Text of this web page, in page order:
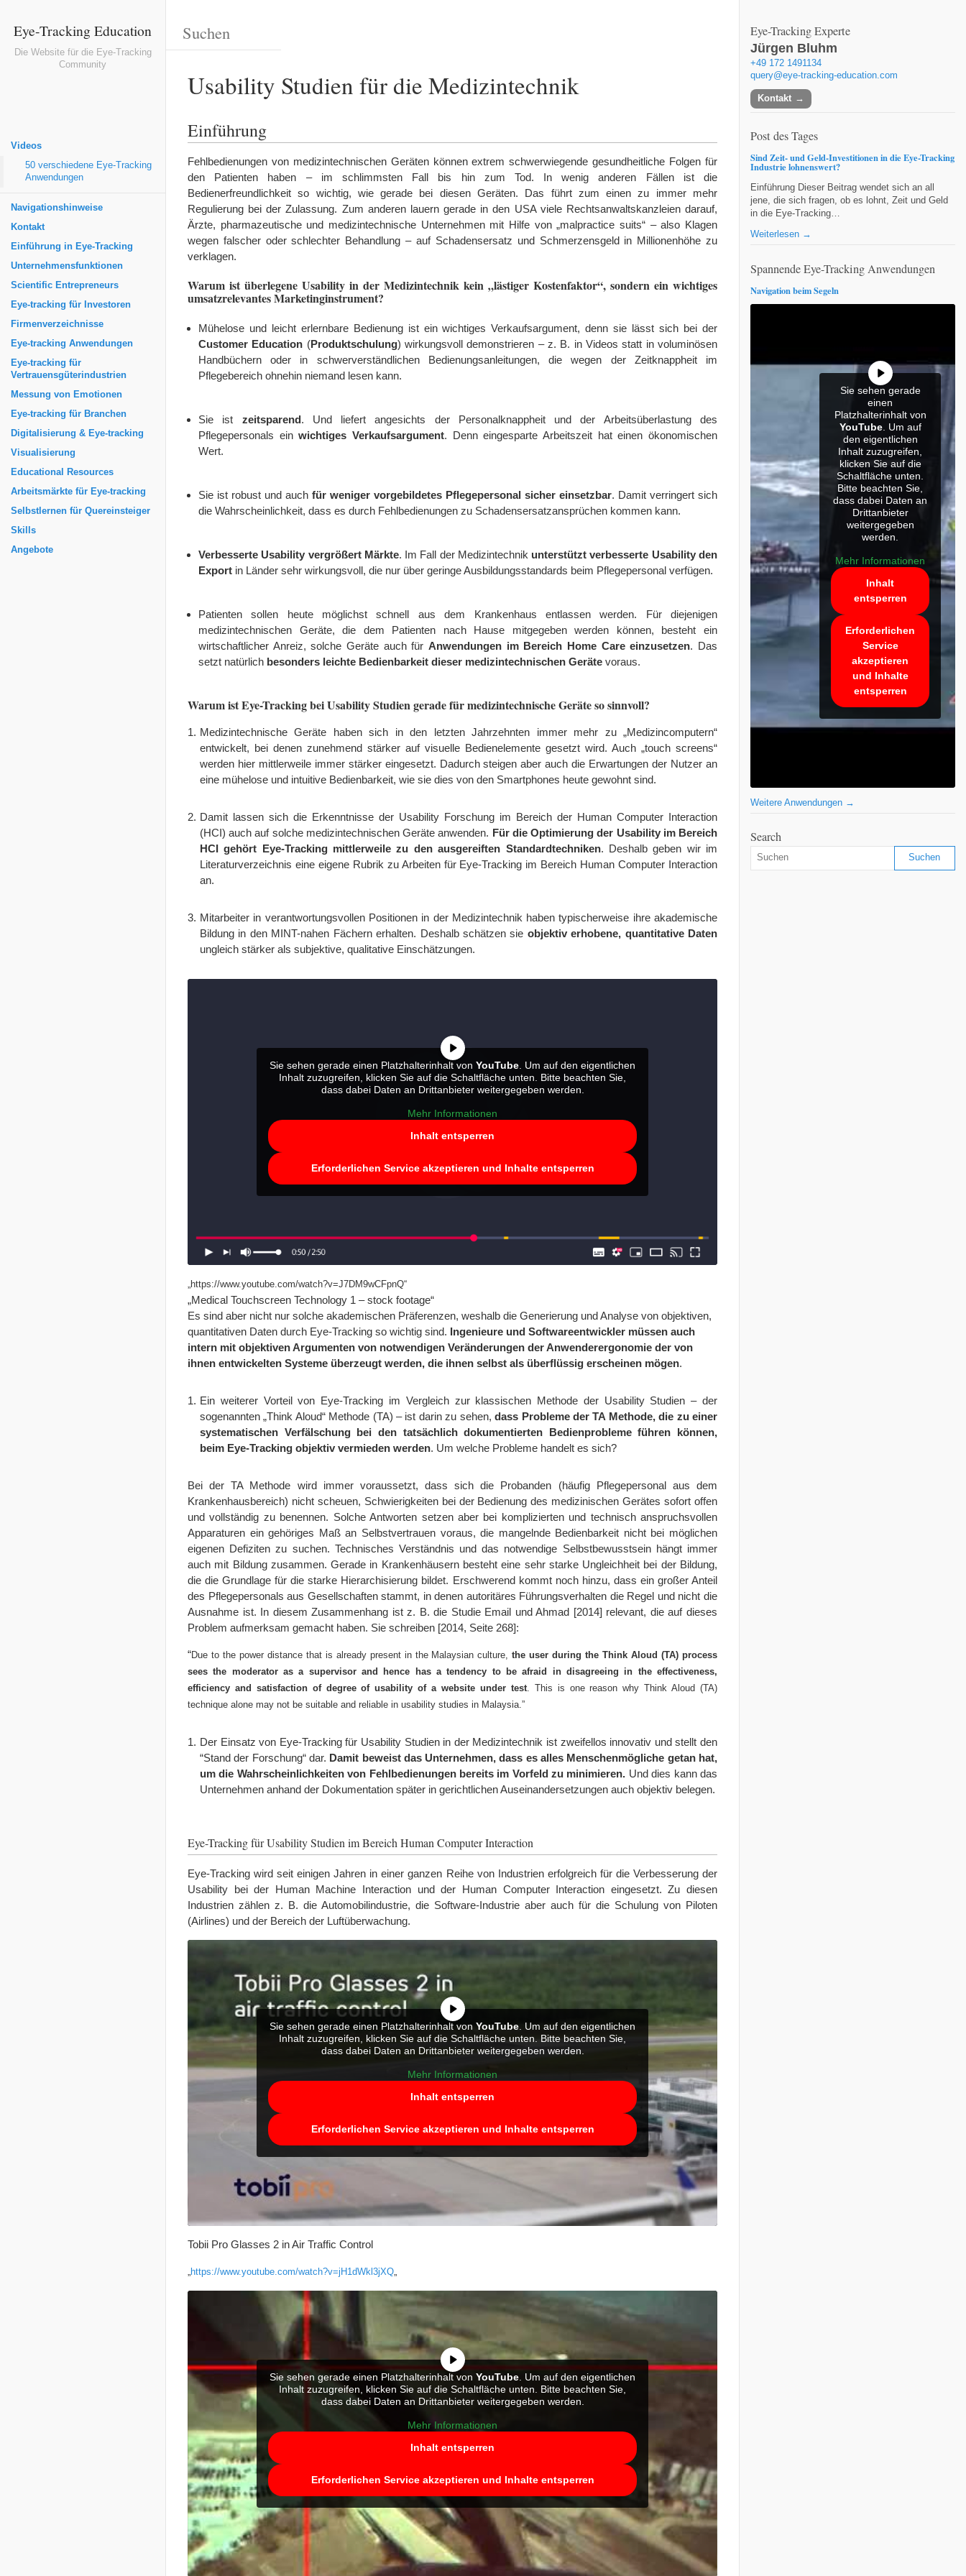
Eye-Tracking Education
Die Website für die Eye-Tracking
Community
Videos
50 verschiedene Eye-Tracking
Anwendungen
Navigationshinweise
Kontakt
Einführung in Eye-Tracking
Unternehmensfunktionen
Scientific Entrepreneurs
Eye-tracking für Investoren
Firmenverzeichnisse
Eye-tracking Anwendungen
Eye-tracking für
Vertrauensgüterindustrien
Messung von Emotionen
Eye-tracking für Branchen
Digitalisierung & Eye-tracking
Visualisierung
Educational Resources
Arbeitsmärkte für Eye-tracking
Selbstlernen für Quereinsteiger
Skills
Angebote
Usability Studien für die Medizintechnik
Einführung
Fehlbedienungen von medizintechnischen Geräten können extrem schwerwiegende gesundheitliche Folgen für
den Patienten haben – im schlimmsten Fall bis hin zum Tod. In wenig anderen Fällen ist die
Bedienerfreundlichkeit so wichtig, wie gerade bei diesen Geräten. Das führt zum einen zu immer mehr
Regulierung bei der Zulassung. Zum anderen lauern gerade in den USA viele Rechtsanwaltskanzleien darauf,
Ärzte, pharmazeutische und medizintechnische Unternehmen mit Hilfe von „malpractice suits“ – also Klagen
wegen falscher oder schlechter Behandlung – auf Schadensersatz und Schmerzensgeld in Millionenhöhe zu
verklagen.
Warum ist überlegene Usability in der Medizintechnik kein „lästiger Kostenfaktor“, sondern ein wichtiges
umsatzrelevantes Marketinginstrument?
Mühelose und leicht erlernbare Bedienung ist ein wichtiges Verkaufsargument, denn sie lässt sich bei der
Customer Education (Produktschulung) wirkungsvoll demonstrieren – z. B. in Videos statt in voluminösen
Handbüchern oder in schwerverständlichen Bedienungsanleitungen, die wegen der Zeitknappheit im
Pflegebereich ohnehin niemand lesen kann.
Sie ist zeitsparend. Und liefert angesichts der Personalknappheit und der Arbeitsüberlastung des
Pflegepersonals einwichtiges Verkaufsargument. Denn eingesparte Arbeitszeit hat einen ökonomischen
Wert.
Sie ist robust und auch für weniger vorgebildetes Pflegepersonal sicher einsetzbar. Damit verringert sich
die Wahrscheinlichkeit, dass es durch Fehlbedienungen zu Schadensersatzansprüchen kommen kann.
Verbesserte Usability vergrößert Märkte. Im Fall der Medizintechnik unterstützt verbesserte Usability den
Export in Länder sehr wirkungsvoll, die nur über geringe Ausbildungsstandards beim Pflegepersonal verfügen.
Patienten sollen heute möglichst schnell aus dem Krankenhaus entlassen werden. Für diejenigen
medizintechnischen Geräte, die dem Patienten nach Hause mitgegeben werden können, besteht ein
wirtschaftlicher Anreiz, solche Geräte auch für Anwendungen im Bereich Home Care einzusetzen. Das
setzt natürlich besonders leichte Bedienbarkeit dieser medizintechnischen Geräte voraus.
Warum ist Eye-Tracking bei Usability Studien gerade für medizintechnische Geräte so sinnvoll?
Medizintechnische Geräte haben sich in den letzten Jahrzehnten immer mehr zu „Medizincomputern“
entwickelt, bei denen zunehmend stärker auf visuelle Bedienelemente gesetzt wird. Auch „touch screens“
werden hier mittlerweile immer stärker eingesetzt. Dadurch steigen aber auch die Erwartungen der Nutzer an
eine mühelose und intuitive Bedienbarkeit, wie sie dies von den Smartphones heute gewohnt sind.
Damit lassen sich die Erkenntnisse der Usability Forschung im Bereich der Human Computer Interaction
(HCI) auch auf solche medizintechnischen Geräte anwenden. Für die Optimierung der Usability im Bereich
HCI gehört Eye-Tracking mittlerweile zu den ausgereiften Standardtechniken. Deshalb geben wir im
Literaturverzeichnis eine eigene Rubrik zu Arbeiten für Eye-Tracking im Bereich Human Computer Interaction
an.
Mitarbeiter in verantwortungsvollen Positionen in der Medizintechnik haben typischerweise ihre akademische
Bildung in den MINT-nahen Fächern erhalten. Deshalb schätzen sie objektiv erhobene, quantitative Daten
ungleich stärker als subjektive, qualitative Einschätzungen.
Sie sehen gerade einen Platzhalterinhalt von YouTube . Um auf den eigentlichen
Inhalt zuzugreifen, klicken Sie auf die Schaltfläche unten. Bitte beachten Sie,
dass dabei Daten an Drittanbieter weitergegeben werden.
Mehr Informationen
Inhalt entsperren
Erforderlichen Service akzeptieren und Inhalte entsperren
„https://www.youtube.com/watch?v=J7DM9wCFpnQ“
„Medical Touchscreen Technology 1 – stock footage“
Es sind aber nicht nur solche akademischen Präferenzen, weshalb die Generierung und Analyse von objektiven,
quantitativen Daten durch Eye-Tracking so wichtig sind. Ingenieure und Softwareentwickler müssen auch
intern mit objektiven Argumenten von notwendigen Veränderungen der Anwenderergonomie der von
ihnen entwickelten Systeme überzeugt werden, die ihnen selbst als überflüssig erscheinen mögen.
Ein weiterer Vorteil von Eye-Tracking im Vergleich zur klassischen Methode der Usability Studien – der
sogenannten „Think Aloud“ Methode (TA) – ist darin zu sehen,dass Probleme der TA Methode, die zu einer
systematischen Verfälschung bei den tatsächlich dokumentierten Bedienprobleme führen können,
beim Eye-Tracking objektiv vermieden werden. Um welche Probleme handelt es sich?
Bei der TA Methode wird immer voraussetzt, dass sich die Probanden (häufig Pflegepersonal aus dem
Krankenhausbereich) nicht scheuen, Schwierigkeiten bei der Bedienung des medizinischen Gerätes sofort offen
und vollständig zu benennen. Solche Antworten setzen aber bei komplizierten und technisch anspruchsvollen
Apparaturen ein gehöriges Maß an Selbstvertrauen voraus, die mangelnde Bedienbarkeit nicht bei möglichen
eigenen Defiziten zu suchen. Technisches Verständnis und das notwendige Selbstbewusstsein hängt immer
auch mit Bildung zusammen. Gerade in Krankenhäusern besteht eine sehr starke Ungleichheit bei der Bildung,
die die Grundlage für die starke Hierarchisierung bildet. Erschwerend kommt noch hinzu, dass ein großer Anteil
des Pflegepersonals aus Gesellschaften stammt, in denen autoritäres Führungsverhalten die Regel und nicht die
Ausnahme ist. In diesem Zusammenhang ist z. B. die Studie Email und Ahmad [2014] relevant, die auf dieses
Problem aufmerksam gemacht haben. Sie schreiben [2014, Seite 268]:
“Due to the power distance that is already present in the Malaysian culture,the user during the Think Aloud (TA) process
sees the moderator as a supervisor and hence has a tendency to be afraid in disagreeing in the effectiveness,
efficiency and satisfaction of degree of usability of a website under test. This is one reason why Think Aloud (TA)
technique alone may not be suitable and reliable in usability studies in Malaysia.”
Der Einsatz von Eye-Tracking für Usability Studien in der Medizintechnik ist zweifellos innovativ und stellt den
“Stand der Forschung“ dar. Damit beweist das Unternehmen, dass es alles Menschenmögliche getan hat,
um die Wahrscheinlichkeiten von Fehlbedienungen bereits im Vorfeld zu minimieren. Und dies kann das
Unternehmen anhand der Dokumentation später in gerichtlichen Auseinandersetzungen auch objektiv belegen.
Eye-Tracking für Usability Studien im Bereich Human Computer Interaction
Eye-Tracking wird seit einigen Jahren in einer ganzen Reihe von Industrien erfolgreich für die Verbesserung der
Usability bei der Human Machine Interaction und der Human Computer Interaction eingesetzt. Zu diesen
Industrien zählen z. B. die Automobilindustrie, die Software-Industrie aber auch für die Schulung von Piloten
(Airlines) und der Bereich der Luftüberwachung.
Sie sehen gerade einen Platzhalterinhalt von YouTube . Um auf den eigentlichen
Inhalt zuzugreifen, klicken Sie auf die Schaltfläche unten. Bitte beachten Sie,
dass dabei Daten an Drittanbieter weitergegeben werden.
Mehr Informationen
Inhalt entsperren
Erforderlichen Service akzeptieren und Inhalte entsperren
Tobii Pro Glasses 2 in Air Traffic Control
https://www.youtube.com/watch?v=jH1dWkl3jXQ
Sie sehen gerade einen Platzhalterinhalt von YouTube . Um auf den eigentlichen
Inhalt zuzugreifen, klicken Sie auf die Schaltfläche unten. Bitte beachten Sie,
dass dabei Daten an Drittanbieter weitergegeben werden.
Mehr Informationen
Inhalt entsperren
Erforderlichen Service akzeptieren und Inhalte entsperren
Eye-Tracking Experte
Jürgen Bluhm
+49 172 1491134
query@eye-tracking-education.com
Kontakt
Post des Tages
Sind Zeit- und Geld-Investitionen in die Eye-Tracking
Industrie lohnenswert?
Einführung Dieser Beitrag wendet sich an all
jene, die sich fragen, ob es lohnt, Zeit und Geld
in die Eye-Tracking…
Weiterlesen →
Spannende Eye-Tracking Anwendungen
Navigation beim Segeln
Sie sehen gerade
einen
Platzhalterinhalt von
YouTube. Um auf
den eigentlichen
Inhalt zuzugreifen,
klicken Sie auf die
Schaltfläche unten.
Bitte beachten Sie,
dass dabei Daten an
Drittanbieter
weitergegeben
werden.
Mehr Informationen
Inhalt
entsperren
Erforderlichen
Service
akzeptieren
und Inhalte
entsperren
Weitere Anwendungen →
Search